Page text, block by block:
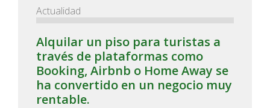
Actualidad
Alquilar un piso para turistas a
través de plataformas como
Booking, Airbnb o Home Away se
ha convertido en un negocio muy
rentable.